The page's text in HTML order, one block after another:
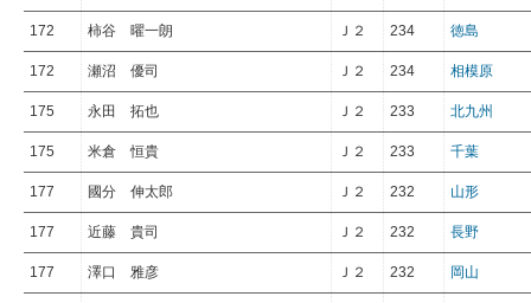
172 柿谷 曜一朗 Ｊ２ 234 徳島
172 瀬沼 優司 Ｊ２ 234 相模原
175 永田 拓也 Ｊ２ 233 北九州
175 米倉 恒貴 Ｊ２ 233 千葉
177 國分 伸太郎 Ｊ２ 232 山形
177 近藤 貴司 Ｊ２ 232 長野
177 澤口 雅彦 Ｊ２ 232 岡山